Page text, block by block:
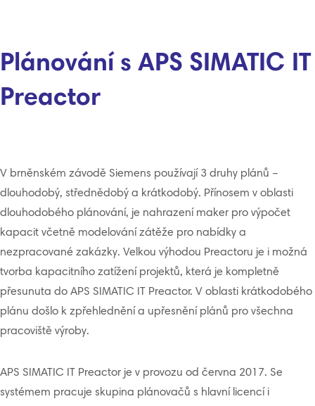
Plánování s APS SIMATIC IT
Preactor
V brněnském závodě Siemens používají 3 druhy plánů –
dlouhodobý, střednědobý a krátkodobý. Přínosem v oblasti
dlouhodobého plánování, je nahrazení maker pro výpočet
kapacit včetně modelování zátěže pro nabídky a
nezpracované zakázky. Velkou výhodou Preactoru je i možná
tvorba kapacitního zatížení projektů, která je kompletně
přesunuta do APS SIMATIC IT Preactor. V oblasti krátkodobého
plánu došlo k zpřehlednění a upřesnění plánů pro všechna
pracoviště výroby.
APS SIMATIC IT Preactor je v provozu od června 2017. Se
systémem pracuje skupina plánovačů s hlavní licencí i